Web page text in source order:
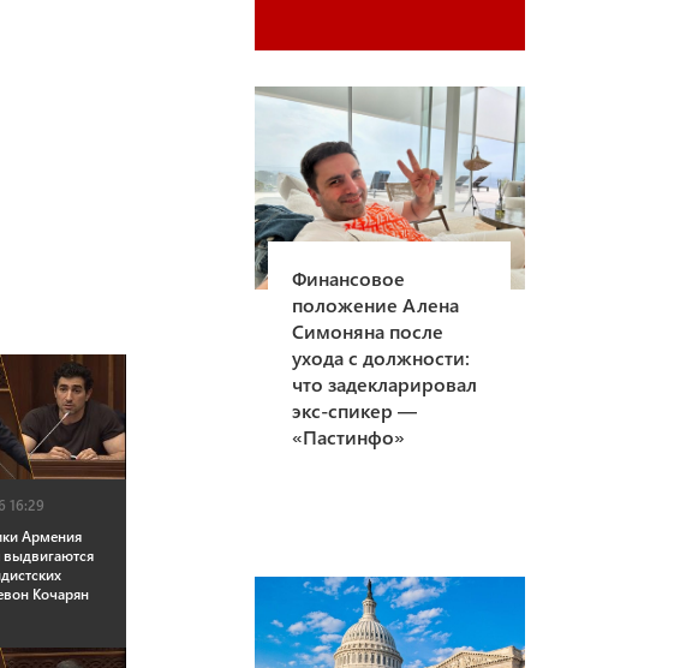
16:29
Армения
Кочарян
Финансовое
положение Алена
Симоняна после
ухода с должности:
что задекларировал
экс-спикер —
«Пастинфо»